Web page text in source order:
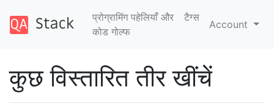
प्रोग्रामिंग पहेलियाँ और
कोड गोल्फ
टैग्‍स
Account
कुछ विस्तारित तीर खींचें